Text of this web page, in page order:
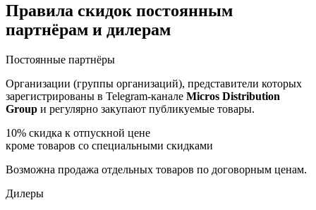
Правила скидок постоянным
партнёрам и дилерам
Постоянные партнёры
Организации (группы организаций), представители которых
зарегистрированы в Telegram-канале Micros Distribution
Group и регулярно закупают публикуемые товары.
10% скидка к отпускной цене
кроме товаров со специальными скидками
Возможна продажа отдельных товаров по договорным ценам.
Дилеры